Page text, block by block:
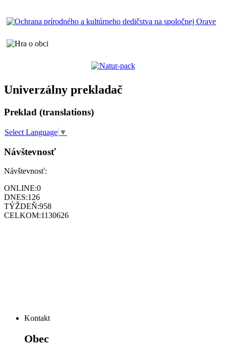
Univerzálny prekladač
Preklad (translations)
Select Language ▼
Návštevnosť
Návštevnosť:
ONLINE:0
DNES:126
TÝŽDEŇ:958
CELKOM:1130626
Kontakt
Obec